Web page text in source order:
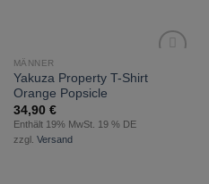
Wunschliste
MÄNNER
Yakuza Property T-Shirt
Orange Popsicle
34,90 €
Enthält 19% MwSt. 19 % DE
zzgl. Versand